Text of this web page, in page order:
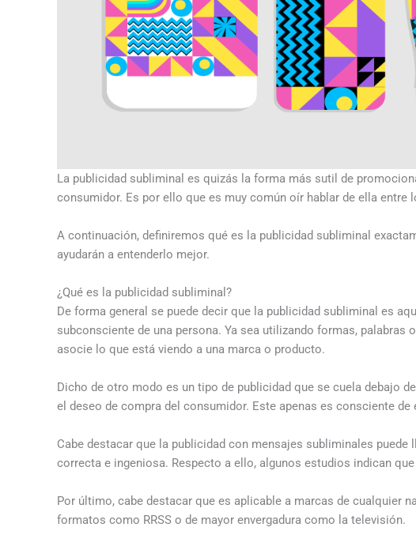
La publicidad subliminal es quizás la forma más sutil de
consumidor. Es por ello que es muy común oír hablar de ella entre
A continuación, definiremos qué es la publicidad subliminal
ayudarán a entenderlo mejor.
¿Qué es la publicidad subliminal?
De forma general se puede decir que la publicidad subliminal es
subconsciente de una persona. Ya sea utilizando formas,
asocie lo que está viendo a una marca o producto.
Dicho de otro modo es un tipo de publicidad que se cuela debajo
el deseo de compra del consumidor. Este apenas es consciente de
Cabe destacar que la publicidad con mensajes subliminales
correcta e ingeniosa. Respecto a ello, algunos estudios indican
Por último, cabe destacar que es aplicable a marcas de cualquier
formatos como RRSS o de mayor envergadura como la televisión.